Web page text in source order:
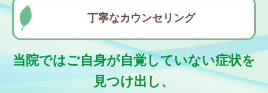
丁寧なカウンセリング
当院ではご自身が自覚していない症状を
見つけ出し、